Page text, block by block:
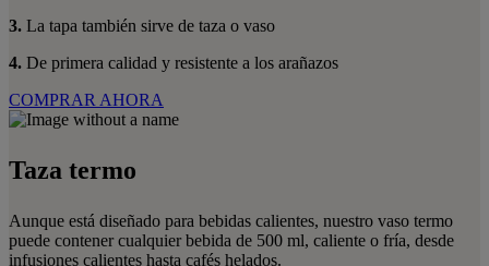
3. La tapa también sirve de taza o vaso
4. De primera calidad y resistente a los arañazos
COMPRAR AHORA
Taza termo
Aunque está diseñado para bebidas calientes, nuestro vaso termo
puede contener cualquier bebida de 500 ml, caliente o fría, desde
infusiones calientes hasta cafés helados.